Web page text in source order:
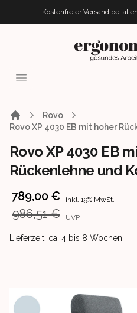
Kostenfreier Versand bei
Open menu
Rovo
Rovo XP 4030 EB mit hoher
Rovo XP 4030 EB
Rückenlehne und
Product information
789,00 € inkl. 19% MwSt.
986,51 € UVP
Product delivery information
Lieferzeit: ca. 4 bis 8 Wochen
Images